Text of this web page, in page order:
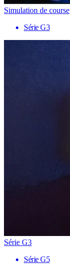
Simulation de course
Série G3
Série G3
Série G5